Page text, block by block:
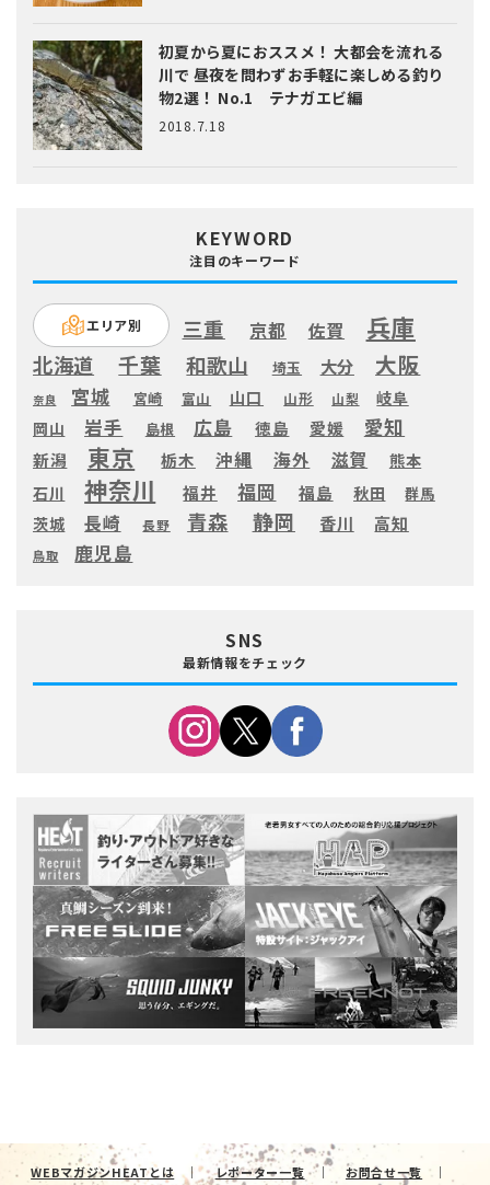
初夏から夏におススメ！ 大都会を流れる
川で 昼夜を問わずお手軽に楽しめる釣り
物2選！ No.1 テナガエビ編
2018.7.18
KEYWORD
注目のキーワード
エリア別 三重 京都 佐賀 兵庫
北海道 千葉 和歌山 埼玉 大分 大阪
奈良 宮城 宮崎 富山 山口 山形 山梨
岐阜
岡山
岩手 島根 広島 徳島 愛媛 愛知
新潟 東京 栃木 沖縄 海外 滋賀
熊本
石川
神奈川 福井 福岡 福島 秋田 群馬
茨城 長崎 長野 青森 静岡 香川 高知
鳥取 鹿児島
SNS
最新情報をチェック
WEBマガジンHEATとは レポーター一覧 お問合せ一覧